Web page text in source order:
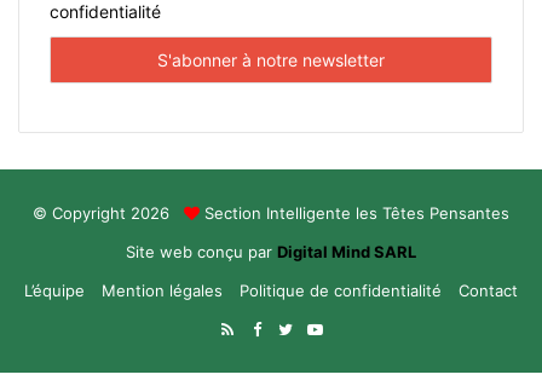
confidentialité
© Copyright 2026
Section Intelligente les Têtes Pensantes
Site web conçu par Digital Mind SARL
L’équipe
Mention légales Politique de confidentialité
Contact
RSSFacebook
TwitterYouTube